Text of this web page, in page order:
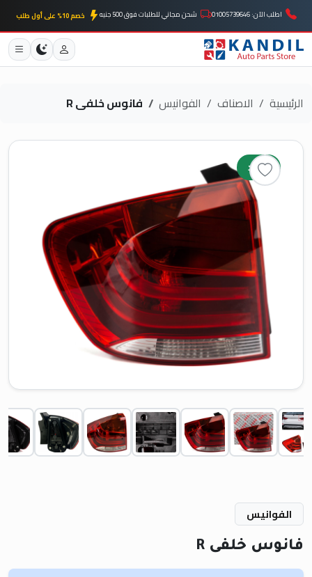
اطلب الآن: 01005739646 شحن مجاني للطلبات فوق 500 جنيه خصم 10% على أول طلب
الرئيسية الاصناف الفوانيس فانوس خلفى R
جديد
الفوانيس
فانوس خلفى R